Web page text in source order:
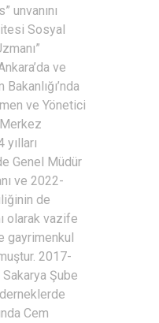
unvanını
Sosyal
ve
ve Yönetici
Genel Müdür
ve 2022-
de
olarak vazife
gayrimenkul
2017-
Şube
Cem